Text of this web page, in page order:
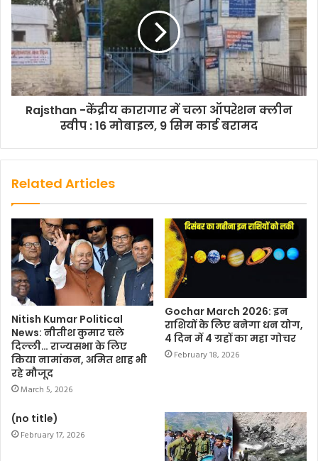
Rajsthan -केंद्रीय कारागार में चला ऑपरेशन क्लीन
स्वीप : 16 मोबाइल, 9 सिम कार्ड बरामद
Related Articles
Nitish Kumar Political
News: नीतीश कुमार चले
दिल्ली… राज्यसभा के लिए
किया नामांकन, अमित शाह भी
रहे मौजूद
March 5, 2026
Gochar March 2026: इन
राशियों के लिए बनेगा धन योग,
4 दिन में 4 ग्रहों का महा गोचर
February 18, 2026
(no title)
February 17, 2026